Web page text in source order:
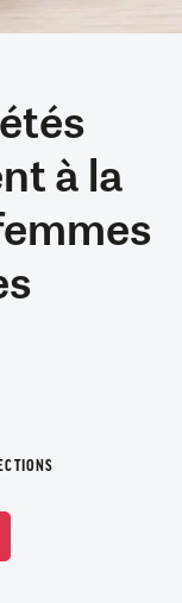
à la